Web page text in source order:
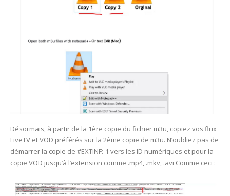
Désormais, à partir de la 1ère copie du fichier m3u, copiez vos flux
LiveTV et VOD préférés sur la 2ème copie de m3u. N’oubliez pas de
démarrer la copie de #EXTINF:-1 vers les ID numériques et pour la
copie VOD jusqu’à l’extension comme .mp4, .mkv, .avi Comme ceci :